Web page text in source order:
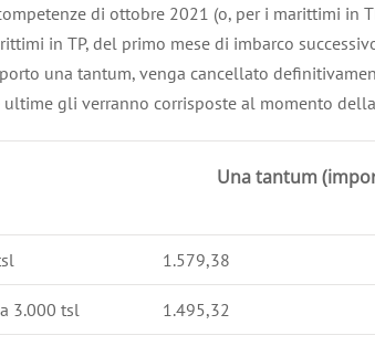
di ottobre 2021 (o, per i marittimi in
in TP, del primo mese di imbarco
una tantum, venga cancellato
ultime gli verranno corrisposte al momento
Una tantum
1.579,38
3.000 tsl 1.495,32